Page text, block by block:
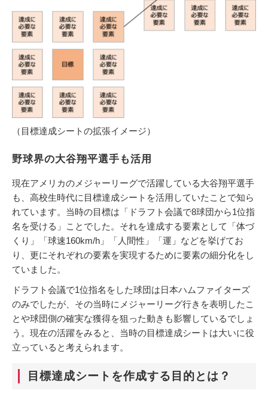
（目標達成シートの拡張イメージ）
野球界の大谷翔平選手も活用
現在アメリカのメジャーリーグで活躍している大谷翔平選手
も、高校生時代に目標達成シートを活用していたことで知ら
れています。当時の目標は「ドラフト会議で8球団から1位指
名を受ける」ことでした。それを達成する要素として「体づ
くり」「球速160km/h」「人間性」「運」などを挙げてお
り、更にそれぞれの要素を実現するために要素の細分化をし
ていました。
ドラフト会議で1位指名をした球団は日本ハムファイターズ
のみでしたが、その当時にメジャーリーグ行きを表明したこ
とや球団側の確実な獲得を狙った動きも影響しているでしょ
う。現在の活躍をみると、当時の目標達成シートは大いに役
立っていると考えられます。
目標達成シートを作成する目的とは？